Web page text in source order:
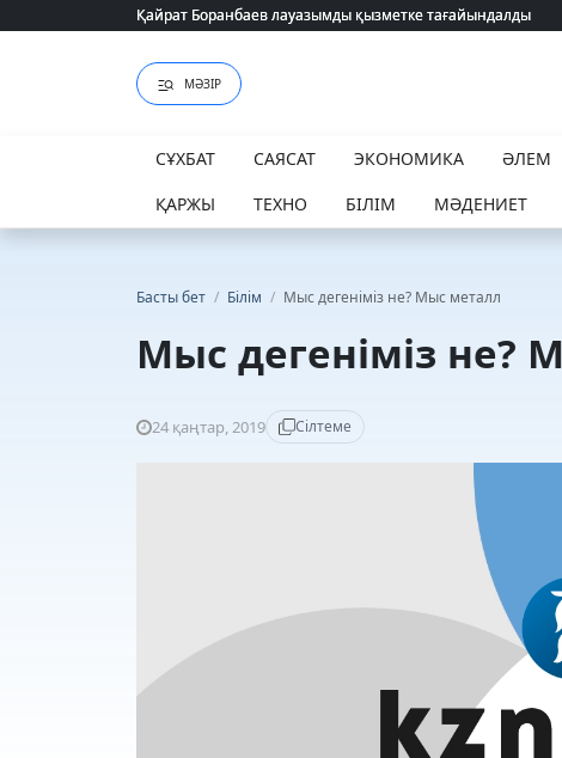
Қайрат Боранбаев лауазымды қызметке тағайындалды
Қайрат Боранбаев лауазымды қызметке тағайындалды
МӘЗІР
СҰХБАТ САЯСАТ ЭКОНОМИКА ӘЛЕМ
ҚАРЖЫ
ТЕХНО БІЛІМ МӘДЕНИЕТ
Басты бет / Білім / Мыс дегеніміз не? Мыс металл
Мыс дегеніміз не?
24 қаңтар, 2019 Сілтеме